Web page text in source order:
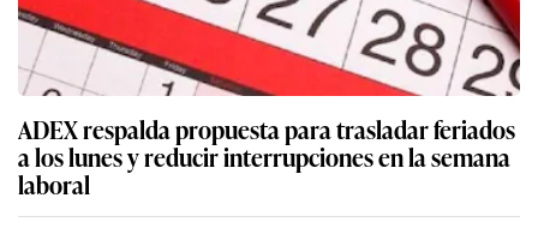
ADEX respalda propuesta para trasladar feriados
a los lunes y reducir interrupciones en la semana
laboral